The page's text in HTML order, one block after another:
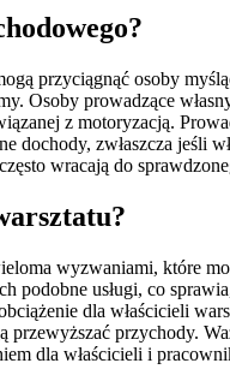
przyciągnąć osoby
prowadzące
z motoryzacją.
dochody, zwłaszcza
wracają do
wyzwaniami, które
usługi, co
dla właścicieli
przychody.
dla właścicieli i